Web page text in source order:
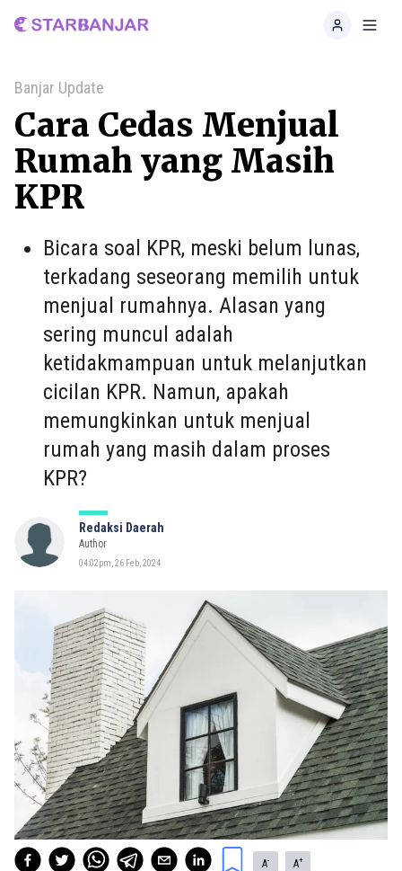
Home
Banjar Update
Cara Cedas Menjual
Rumah yang Masih
KPR
Bicara soal KPR, meski belum lunas,
terkadang seseorang memilih untuk
menjual rumahnya. Alasan yang
sering muncul adalah
ketidakmampuan untuk melanjutkan
cicilan KPR. Namun, apakah
memungkinkan untuk menjual
rumah yang masih dalam proses
KPR?
Redaksi Daerah
Author
04:02pm, 26 Feb, 2024
A- A+